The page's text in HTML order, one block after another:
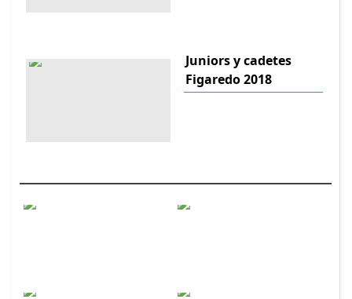
Juniors y cadetes
Figaredo 2018